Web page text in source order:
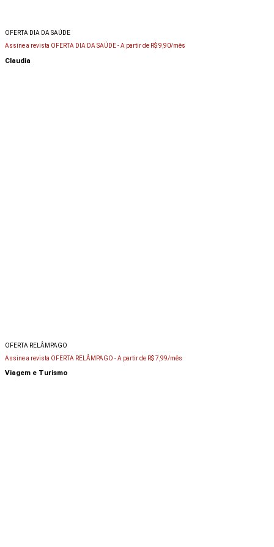
OFERTA DIA DA SAÚDE
Assine a revista OFERTA DIA DA SAÚDE -A partir de R$ 9,90/mês
Claudia
OFERTA RELÂMPAGO
Assine a revista OFERTA RELÂMPAGO -A partir de R$ 7,99/mês
Viagem e Turismo